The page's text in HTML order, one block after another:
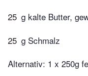
25 g kalte Butter,
25 g Schmalz
Alternativ: 1 x 250g